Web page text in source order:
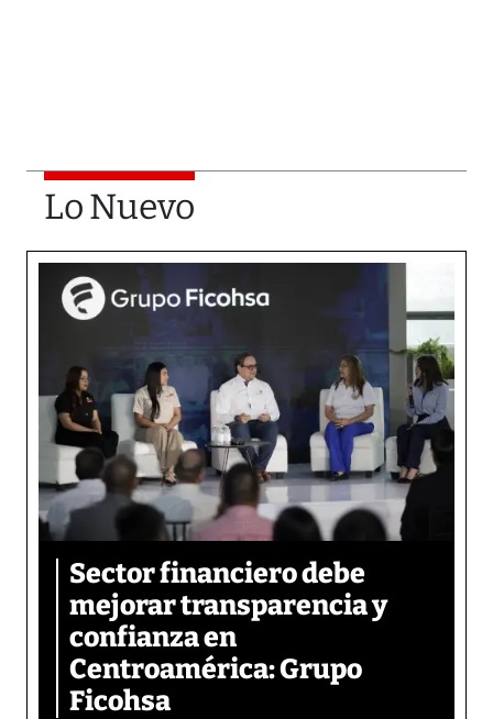
Lo Nuevo
Sector financiero debe
mejorar transparencia y
confianza en
Centroamérica: Grupo
Ficohsa